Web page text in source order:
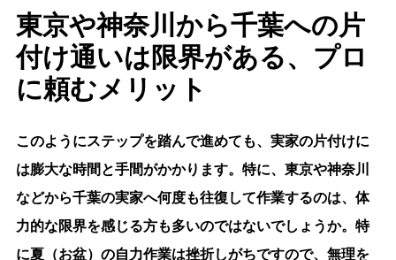
東京や神奈川から千葉への片
付け通いは限界がある、プロ
に頼むメリット
このようにステップを踏んで進めても、実家の片付けに
は膨大な時間と手間がかかります。特に、東京や神奈川
などから千葉の実家へ何度も往復して作業するのは、体
力的な限界を感じる方も多いのではないでしょうか。特
に夏（お盆）の自力作業は挫折しがちですので、無理を